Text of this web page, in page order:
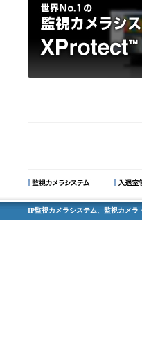
IP監視カメラシステム、監視カメ